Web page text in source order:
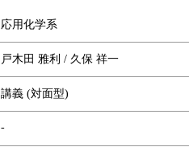
応用化学系
戸木田 雅利 / 久保 祥一
講義 (対面型)
-